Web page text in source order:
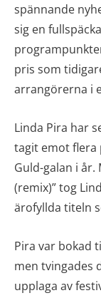
spännande
sig en
pris som
arrangörerna i
Linda Pira har
tagit emot flera
Guld-galan i år.
(remix)” tog
ärofyllda titeln
Pira var bokad
men tvingades
upplaga av